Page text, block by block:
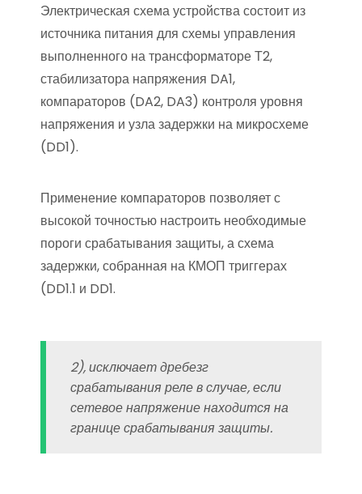
Электрическая схема устройства состоит из
источника питания для схемы управления
выполненного на трансформаторе Т2,
стабилизатора напряжения DA1,
компараторов (DA2, DA3) контроля уровня
напряжения и узла задержки на микросхеме
(DD1).
Применение компараторов позволяет с
высокой точностью настроить необходимые
пороги срабатывания защиты, а схема
задержки, собранная на КМОП триггерах
(DD1.1 и DD1.
2), исключает дребезг
срабатывания реле в случае, если
сетевое напряжение находится на
границе срабатывания защиты.